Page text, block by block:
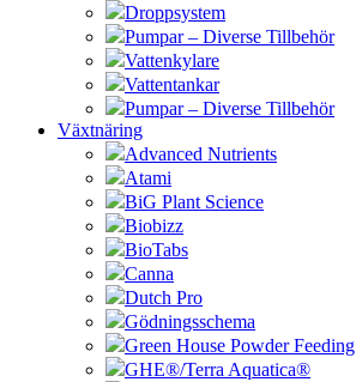
Droppsystem
Pumpar – Diverse Tillbehör
Vattenkylare
Vattentankar
Pumpar – Diverse Tillbehör
Växtnäring
Advanced Nutrients
Atami
BiG Plant Science
Biobizz
BioTabs
Canna
Dutch Pro
Gödningsschema
Green House Powder Feeding
GHE®/Terra Aquatica®